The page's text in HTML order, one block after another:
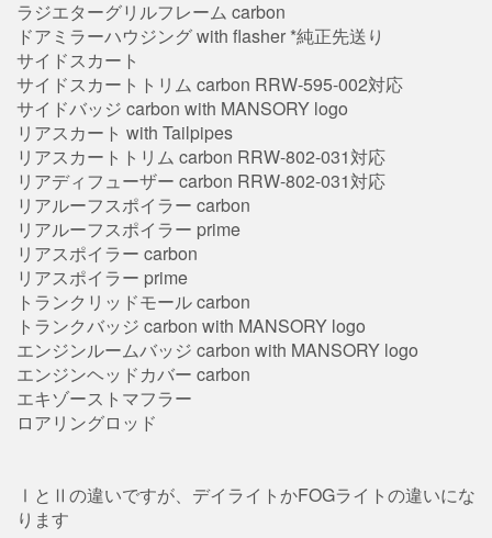
ラジエターグリルフレーム carbon
ドアミラーハウジング with flasher *純正先送り
サイドスカート
サイドスカートトリム carbon RRW-595-002対応
サイドバッジ carbon with MANSORY logo
リアスカート with Tailpipes
リアスカートトリム carbon RRW-802-031対応
リアディフューザー carbon RRW-802-031対応
リアルーフスポイラー carbon
リアルーフスポイラー prime
リアスポイラー carbon
リアスポイラー prime
トランクリッドモール carbon
トランクバッジ carbon with MANSORY logo
エンジンルームバッジ carbon with MANSORY logo
エンジンヘッドカバー carbon
エキゾーストマフラー
ロアリングロッド
ⅠとⅡの違いですが、デイライトかFOGライトの違いにな
ります